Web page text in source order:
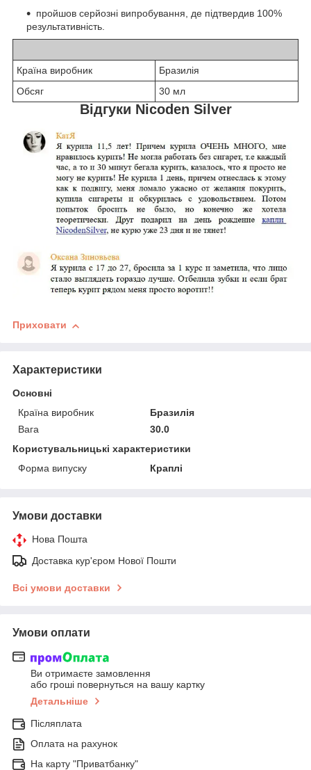
пройшов серйозні випробування, де підтвердив 100%
результативність.
Країна виробник
Бразилія
Обсяг
30 мл
Відгуки Nicoden Silver
Приховати
Характеристики
Основні
Країна виробник
Бразилія
Вага
30.0
Користувальницькі характеристики
Форма випуску
Краплі
Умови доставки
Нова Пошта
Доставка кур'єром Нової Пошти
Всі умови доставки
Умови оплати
Ви отримаєте замовлення
або гроші повернуться на вашу картку
Детальніше
Післяплата
Оплата на рахунок
На карту "Приватбанку"